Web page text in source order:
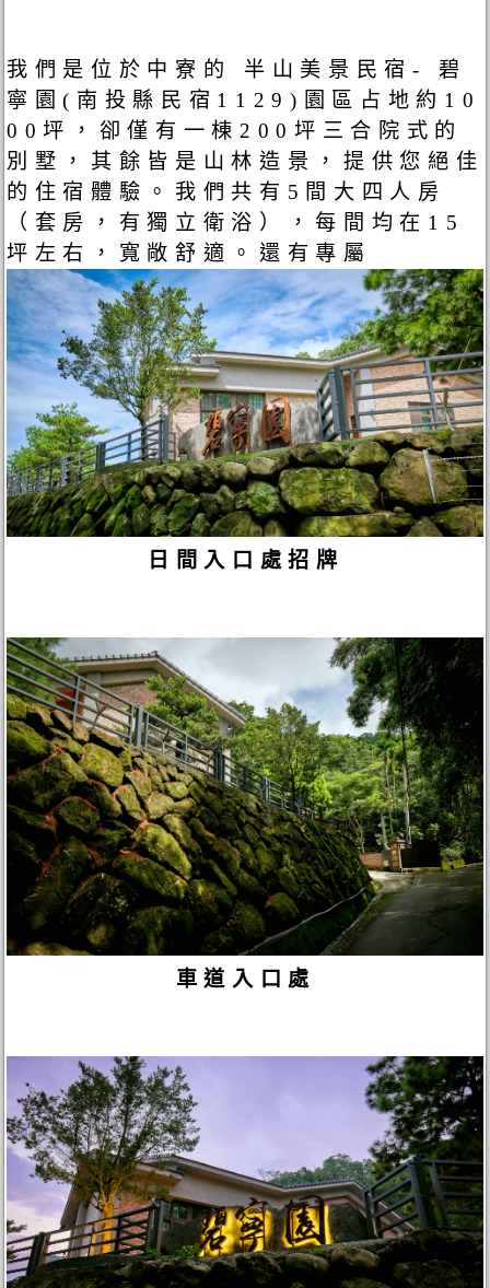
我們是位於中寮的 半山美景民宿- 碧
寧園(南投縣民宿1129)園區占地約10
00坪，卻僅有一棟200坪三合院式的
別墅，其餘皆是山林造景，提供您絕佳
的住宿體驗。我們共有5間大四人房
（套房，有獨立衛浴），每間均在15
坪左右，寬敞舒適。還有專屬
日間入口處招牌
車道入口處